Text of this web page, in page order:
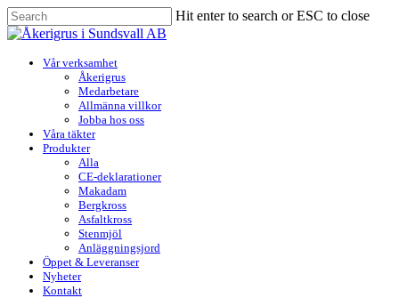
Skip
to
content
Hit enter to search or ESC to close
Close
Menu
Vår verksamhet
Åkerigrus
Medarbetare
Allmänna villkor
Jobba hos oss
Våra täkter
Produkter
Alla
CE-deklarationer
Makadam
Bergkross
Asfaltkross
Stenmjöl
Anläggningsjord
Öppet & Leveranser
Nyheter
Kontakt